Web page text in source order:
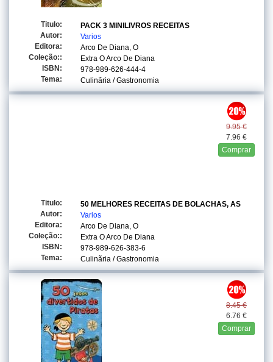
Titulo:
PACK 3 MINILIVROS RECEITAS
Autor:
Varios
Editora:
Arco De Diana, O
Coleção::
Extra O Arco De Diana
ISBN:
978-989-626-444-4
Tema:
Culinãria / Gastronomia
9.95 €
7.96 €
Comprar
Titulo:
50 MELHORES RECEITAS DE BOLACHAS, AS
Autor:
Varios
Editora:
Arco De Diana, O
Coleção::
Extra O Arco De Diana
ISBN:
978-989-626-383-6
Tema:
Culinãria / Gastronomia
8.45 €
6.76 €
Comprar